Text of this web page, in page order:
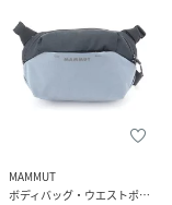
MAMMUT
ボディバッグ・ウエストポーチ